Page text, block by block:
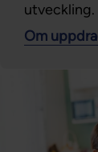
utveckling.
Om